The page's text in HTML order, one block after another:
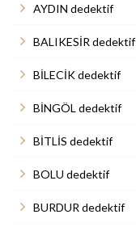
AYDIN dedektif
BALIKESİR dedektif
BİLECİK dedektif
BİNGÖL dedektif
BİTLİS dedektif
BOLU dedektif
BURDUR dedektif